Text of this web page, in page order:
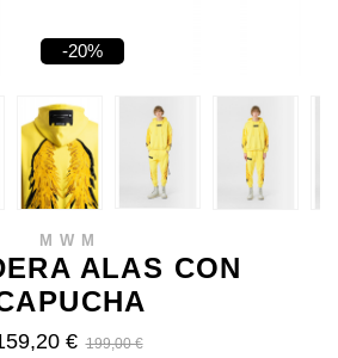
-20%
MWM
ALAS CON
€ 199,00 €